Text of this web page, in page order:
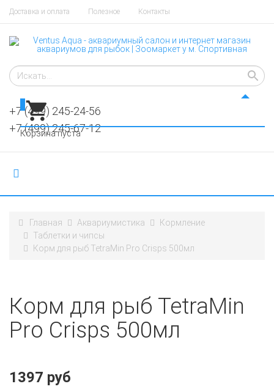
Доставка и оплата Полезное Контакты
+7 (499) 245-24-56
+7 (499) 245-67-12
Корзина пуста
Главная Аквариумистика
Кормление
Таблетки и чипсы
Корм для рыб TetraMin Pro Crisps 500мл
Корм для рыб TetraMin
Pro Crisps 500мл
1397 руб